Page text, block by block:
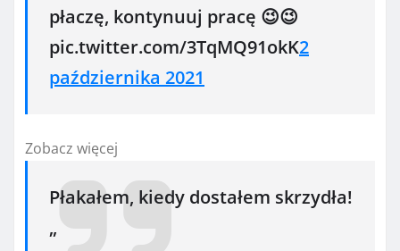
płaczę, kontynuuj pracę 😉😉
pic.twitter.com/3TqMQ91okK2
października 2021
Zobacz więcej
Płakałem, kiedy dostałem skrzydła!
„